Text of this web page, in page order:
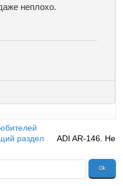
неплохо.
раздел
ADI AR-146. Не